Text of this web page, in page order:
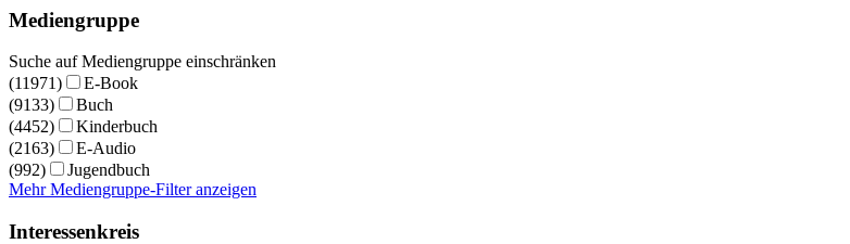
Mediengruppe
Suche auf Mediengruppe einschränken
(11971)
E-Book
(9133)
Buch
(4452)
Kinderbuch
(2163)
E-Audio
(992)
Jugendbuch
Mehr Mediengruppe-Filter anzeigen
Interessenkreis